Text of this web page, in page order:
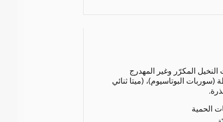
المكرّر وغير المهدرج
(سوربات البوتاسيوم)، (ميتا ثنائي
الحمية